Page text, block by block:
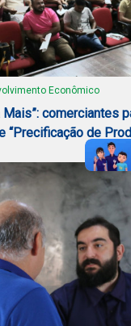
Econômico
Mais”: comerciantes
“Precificação de